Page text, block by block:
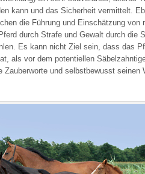
kann und das Sicherheit vermittelt.
die Führung und Einschätzung von
durch Strafe und Gewalt durch die
Es kann nicht Ziel sein, dass das
als vor dem potentiellen
Zauberworte und selbstbewusst seinen